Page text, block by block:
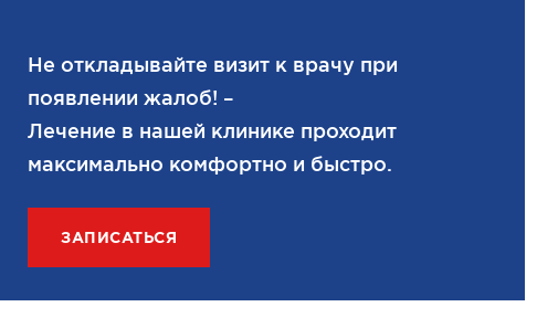
Не откладывайте визит к врачу при
появлении жалоб! –
Лечение в нашей клинике проходит
максимально комфортно и быстро.
ЗАПИСАТЬСЯ